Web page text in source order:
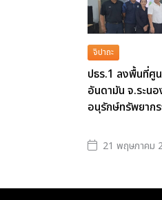
จิปาถะ
ปธร.1 ลงพื้นที่ศู
อันดามัน จ.ระนอ
อนุรักษ์ทรัพยาก
21 พฤษภาคม